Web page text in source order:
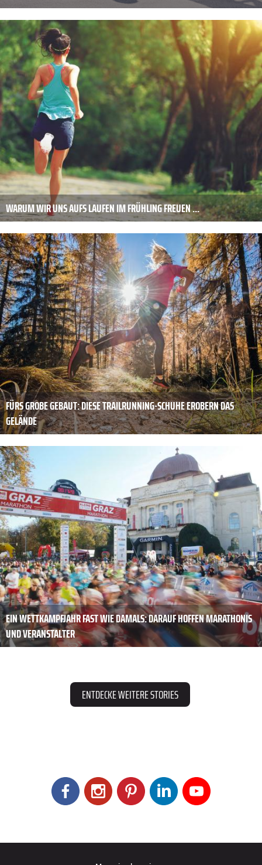
WARUM WIR UNS AUFS LAUFEN IM FRÜHLING FREUEN ...
FÜRS GROBE GEBAUT: DIESE TRAILRUNNING-SCHUHE EROBERN DAS
GELÄNDE
EIN WETTKAMPFJAHR FAST WIE DAMALS: DARAUF HOFFEN MARATHONIS
UND VERANSTALTER
ENTDECKE WEITERE STORIES